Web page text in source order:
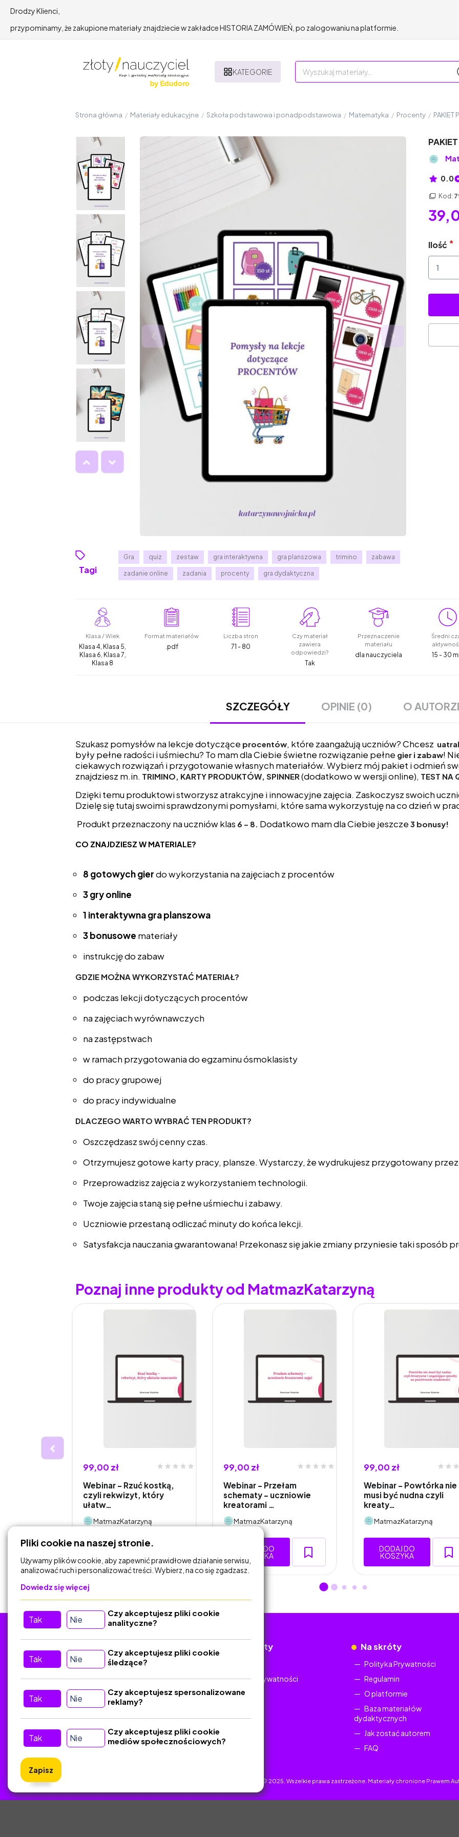
Drodzy Klienci,
przypominamy, że zakupione materiały znajdziecie w zakładce HISTORIA ZAMÓWIEŃ, po zalogowaniu na platformie.
KATEGORIE
Strona główna / Materiały edukacyjne / Szkoła podstawowa i ponadpodstawowa / Matematyka / Procenty / PAKIET
Tagi
Gra quiz zestaw gra interaktywna gra planszowa trimino zabawa
zadanie online zadania procenty gra dydaktyczna
0.0
Kod:
Ilość
Klasa / Wiek
Klasa 4, Klasa 5,
Klasa 6, Klasa 7,
Klasa 8
Format materiałów
.pdf
Liczba stron
71 - 80
Czy materiał
zawiera
odpowiedzi?
Tak
Przeznaczenie
materiału
dla nauczyciela
Średni
15 - 30
SZCZEGÓŁY OPINIE (0) O
Szukasz pomysłów na lekcje dotyczące procentów, które zaangażują uczniów? Chcesz
były pełne radości i uśmiechu? To mam dla Ciebie świetne rozwiązanie pełne gier i zabaw!
ciekawych rozwiązań i przygotowanie własnych materiałów. Wybierz mój pakiet i odmień
znajdziesz m.in. TRIMINO, KARTY PRODUKTÓW, SPINNER (dodatkowo w wersji online), TEST NA
Dzięki temu produktowi stworzysz atrakcyjne i innowacyjne zajęcia. Zaskoczysz swoich
Dzielę się tutaj swoimi sprawdzonymi pomysłami, które sama wykorzystuję na co dzień w
Produkt przeznaczony na uczniów klas 6 – 8. Dodatkowo mam dla Ciebie jeszcze 3 bonusy!
CO ZNAJDZIESZ W MATERIALE?
8 gotowych gierdo wykorzystania na zajęciach z procentów
3 gry online
1 interaktywna gra planszowa
3 bonusowe materiały
instrukcję do zabaw
GDZIE MOŻNA WYKORZYSTAĆ MATERIAŁ?
podczas lekcji dotyczących procentów
na zajęciach wyrównawczych
na zastępstwach
w ramach przygotowania do egzaminu ósmoklasisty
do pracy grupowej
do pracy indywidualne
DLACZEGO WARTO WYBRAĆ TEN PRODUKT?
Oszczędzasz swój cenny czas.
Otrzymujesz gotowe karty pracy, plansze. Wystarczy, że wydrukujesz przygotowany
Przeprowadzisz zajęcia z wykorzystaniem technologii.
Twoje zajęcia staną się pełne uśmiechu i zabawy.
Uczniowie przestaną odliczać minuty do końca lekcji.
Satysfakcja nauczania gwarantowana! Przekonasz się jakie zmiany przyniesie taki sposób
Poznaj inne produkty od MatmazKatarzyną
99,00 zł
Webinar - Rzuć kostką,
czyli rekwizyt, który
ułatw…
MatmazKatarzyną
DODAJ DO
KOSZYKA
99,00 zł
Webinar – Przełam
schematy – uczniowie
kreatorami …
MatmazKatarzyną
DODAJ DO
KOSZYKA
99,00 zł
Webinar - Powtórka nie
musi być nudna czyli
kreaty…
MatmazKatarzyną
DODAJ DO
KOSZYKA
Kontakt
Dokumenty
Polityka Prywatności
Na skróty
Polityka Prywatności
Regulamin
O platformie
Baza materiałów
dydaktycznych
Jak zostać autorem
FAQ
ZlotyNauczyciel.pl © 2025, Wszelkie prawa zastrzeżone. Materiały chronione Prawem
Pliki cookie na naszej stronie.
Używamy plików cookie, aby zapewnić prawidłowe działanie serwisu,
analizować ruch i personalizować treści. Wybierz, na co się zgadzasz.
Dowiedz się więcej
Tak Nie
Czy akceptujesz pliki cookie
analityczne?
Tak Nie
Czy akceptujesz pliki cookie
śledzące?
Tak Nie
Czy akceptujesz spersonalizowane
reklamy?
Tak Nie
Czy akceptujesz pliki cookie
mediów społecznościowych?
Zapisz